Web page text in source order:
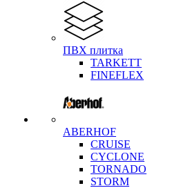
ПВХ плитка
TARKETT
FINEFLEX
ABERHOF
CRUISE
CYCLONE
TORNADO
STORM